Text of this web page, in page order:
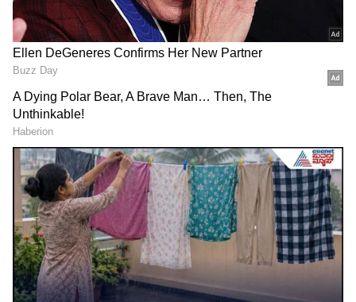
Image Credit :Zee Kannada
ಗೌತಮ್ ಮತ್ತು ಭೂಮಿಕಾ ಆರೋಗ್ಯ
ಇತ್ತೀಚೆಗೆ ಗೌತಮ್ ಮತ್ತು ಭೂಮಿಕಾ ಆರೋಗ್ಯ ತಪಾಸಣೆ
ಮಾಡಿಸಿಕೊಂಡಿದ್ದರು. ಮೆಡಿಕಲ್ ರಿಪೋರ್ಟ್ ಸಹ ನಾರ್ಮಲ್
ಎಂದು ತೋರಿಸಲಾಗಿತ್ತು. ಇದರಿಂದ ಖುಷಿಗೊಂಡ ಗೌತಮ್-
ಭೂಮಿಕಾ ಖುಷಿಯಿಂದ ಐಸ್‌ಕ್ರೀಂ ಸವಿದು ಮನೆ
ಸೇರಿಕೊಂಡಿದ್ದರು. ಗೌತಮ್-ಭೂಮಿಕಾ ಆಸ್ಪತ್ರೆಯಿಂದ
ಹೋಗುತ್ತಿದ್ದಂತೆ ಡಾಕ್ಟರ್ ಬಳಿ ಬಂದ ನರ್ಸ್,
ರಿಪೋರ್ಟ್‌ನಲ್ಲಿರುವ ವ್ಯತ್ಯಾಸದ ಬಗ್ಗೆ ಹೇಳುತ್ತಾರೆ.
ರಿಪೋರ್ಟ್ ನೋಡಿದ ವ್ಯದ್ಯರು ಮತ್ತೊಮ್ಮೆ ಪರೀಕ್ಷೆ